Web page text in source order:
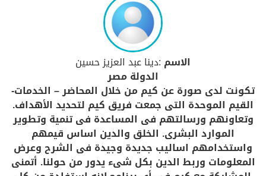
الاسم :دينا عبد العزيز حسين
الدولة مصر
تكونت لدى صورة عن كيم من خلال المحاضر – الخدمات-
القيم الموحدة التى جمعت فريق كيم لتحديد الأهداف.
وتعاونهم ورسالتهم فى المساعدة فى تنمية وتطوير
الموارد البشرى. الخلق والدين اساس قيمهم
واستخدامهم اساليب جديدة وجيدة فى الشرح وعرض
المعلومات وربط الدين بكل شىء يدور من حولنا. أتمنى